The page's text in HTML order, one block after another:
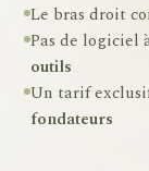
Le bras droit
Pas de logiciel
outils
Un tarif
fondateurs